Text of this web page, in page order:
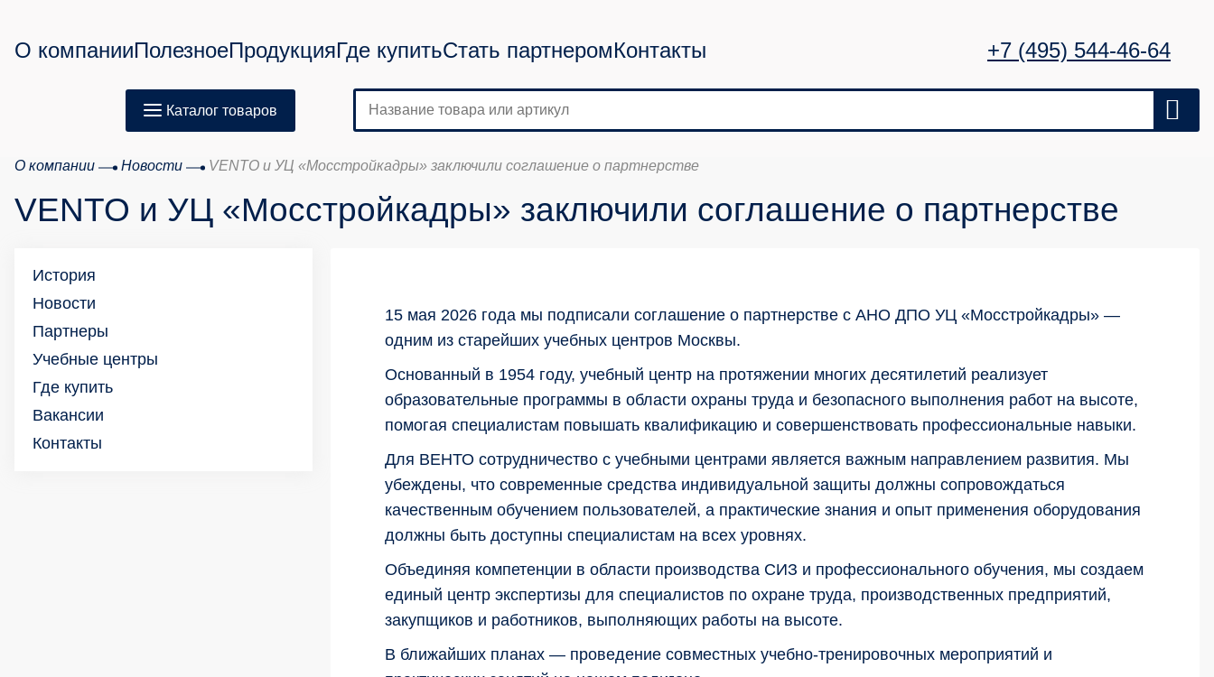
О компанииПолезноеПродукцияГде купитьСтать партнеромКонтакты +7 (495) 544-46-64
Каталог товаров
О компании Новости VENTO и УЦ «Мосстройкадры» заключили соглашение о партнерстве
VENTO и УЦ «Мосстройкадры» заключили соглашение о партнерстве
История
Новости
Партнеры
Учебные центры
Где купить
Вакансии
Контакты
15 мая 2026 года мы подписали соглашение о партнерстве с АНО ДПО УЦ «Мосстройкадры» —
одним из старейших учебных центров Москвы.
Основанный в 1954 году, учебный центр на протяжении многих десятилетий реализует
образовательные программы в области охраны труда и безопасного выполнения работ на высоте,
помогая специалистам повышать квалификацию и совершенствовать профессиональные навыки.
Для ВЕНТО сотрудничество с учебными центрами является важным направлением развития. Мы
убеждены, что современные средства индивидуальной защиты должны сопровождаться
качественным обучением пользователей, а практические знания и опыт применения оборудования
должны быть доступны специалистам на всех уровнях.
Объединяя компетенции в области производства СИЗ и профессионального обучения, мы создаем
единый центр экспертизы для специалистов по охране труда, производственных предприятий,
закупщиков и работников, выполняющих работы на высоте.
В ближайших планах — проведение совместных учебно-тренировочных мероприятий и